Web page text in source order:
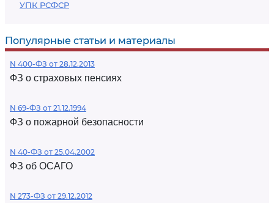
УПК РСФСР
Популярные статьи и материалы
N 400-ФЗ от 28.12.2013
ФЗ о страховых пенсиях
N 69-ФЗ от 21.12.1994
ФЗ о пожарной безопасности
N 40-ФЗ от 25.04.2002
ФЗ об ОСАГО
N 273-ФЗ от 29.12.2012